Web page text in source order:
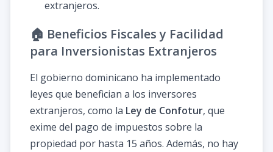
extranjeros.
🏠 Beneficios Fiscales y Facilidad
para Inversionistas Extranjeros
El gobierno dominicano ha implementado
leyes que benefician a los inversores
extranjeros, como la Ley de Confotur, que
exime del pago de impuestos sobre la
propiedad por hasta 15 años. Además, no hay